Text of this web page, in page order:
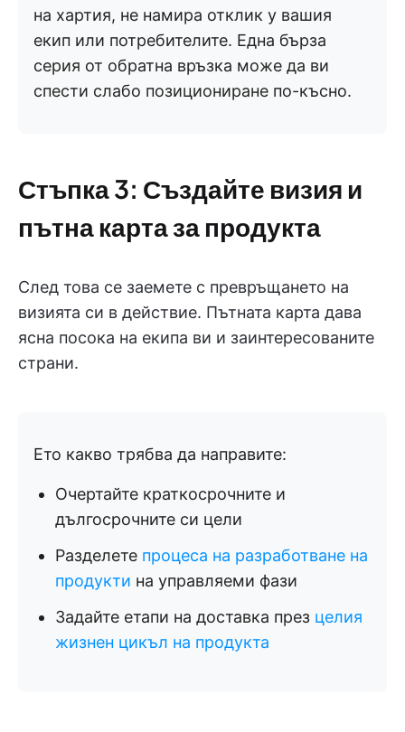
на хартия, не намира отклик у вашия
екип или потребителите. Една бърза
серия от обратна връзка може да ви
спести слабо позициониране по-късно.
Стъпка 3: Създайте визия и
пътна карта за продукта
След това се заемете с превръщането на
визията си в действие. Пътната карта дава
ясна посока на екипа ви и заинтересованите
страни.
Ето какво трябва да направите:
Очертайте краткосрочните и
дългосрочните си цели
Разделете процеса на разработване на
продукти на управляеми фази
Задайте етапи на доставка през целия
жизнен цикъл на продукта